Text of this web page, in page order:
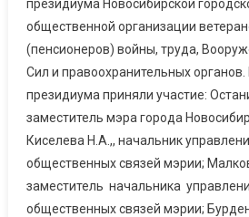
президиума Новосибирской
общественной организации
(пенсионеров) войны, труда,
Сил и правоохранительных органов.
президиума приняли участие:
заместитель мэра города
Киселева Н.А.,, начальник
общественных связей мэрии;
заместитель начальника
общественных связей мэрии;